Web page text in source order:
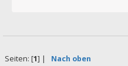
Seiten: [1] | Nach oben